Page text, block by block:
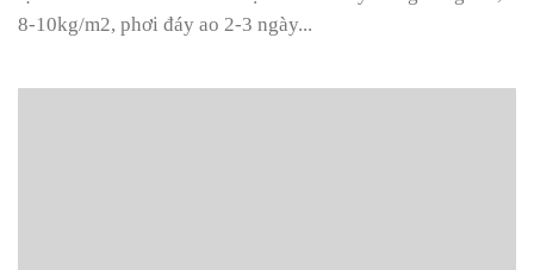
8-10kg/m2, phơi đáy ao 2-3 ngày...